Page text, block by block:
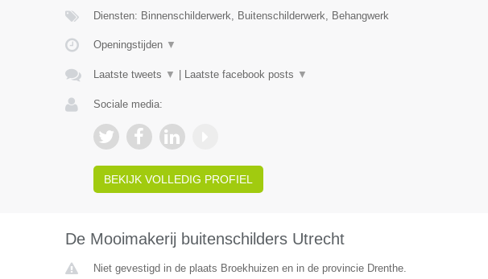
Diensten: Binnenschilderwerk, Buitenschilderwerk, Behangwerk
Openingstijden ▼
Laatste tweets ▼ Laatste facebook posts ▼
Sociale media:
BEKIJK VOLLEDIG PROFIEL
De Mooimakerij buitenschilders Utrecht
Niet gevestigd in de plaats Broekhuizen en in de provincie Drenthe.